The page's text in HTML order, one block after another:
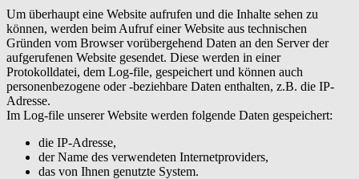
Um überhaupt eine Website aufrufen und die Inhalte sehen zu
können, werden beim Aufruf einer Website aus technischen
Gründen vom Browser vorübergehend Daten an den Server der
aufgerufenen Website gesendet. Diese werden in einer
Protokolldatei, dem Log-file, gespeichert und können auch
personenbezogene oder -beziehbare Daten enthalten, z.B. die IP-
Adresse.
Im Log-file unserer Website werden folgende Daten gespeichert:
die IP-Adresse,
der Name des verwendeten Internetproviders,
das von Ihnen genutzte System.